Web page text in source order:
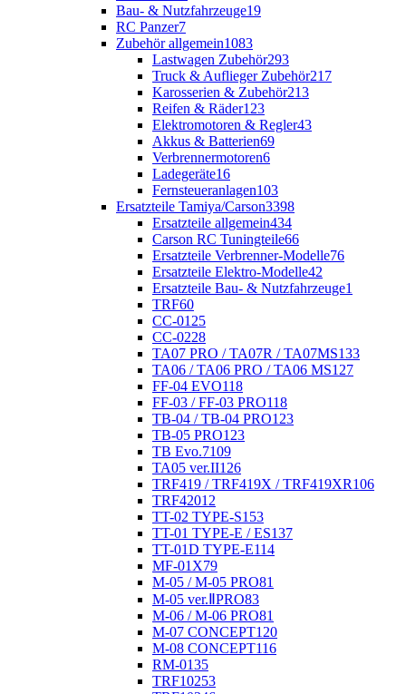
Bau- & Nutzfahrzeuge19
RC Panzer7
Zubehör allgemein1083
Lastwagen Zubehör293
Truck & Auflieger Zubehör217
Karosserien & Zubehör213
Reifen & Räder123
Elektromotoren & Regler43
Akkus & Batterien69
Verbrennermotoren6
Ladegeräte16
Fernsteueranlagen103
Ersatzteile Tamiya/Carson3398
Ersatzteile allgemein434
Carson RC Tuningteile66
Ersatzteile Verbrenner-Modelle76
Ersatzteile Elektro-Modelle42
Ersatzteile Bau- & Nutzfahrzeuge1
TRF60
CC-01 25
CC-0228
TA07 PRO / TA07R / TA07MS133
TA06 / TA06 PRO / TA06 MS127
FF-04 EVO118
FF-03 / FF-03 PRO118
TB-04 / TB-04 PRO123
TB-05 PRO123
TB Evo.7109
TA05 ver.II126
TRF419 / TRF419X / TRF419XR106
TRF42012
TT-02 TYPE-S153
TT-01 TYPE-E / ES137
TT-01D TYPE-E114
MF-01X79
M-05 / M-05 PRO81
M-05 ver.ⅡPRO83
M-06 / M-06 PRO81
M-07 CONCEPT120
M-08 CONCEPT116
RM-0135
TRF10253